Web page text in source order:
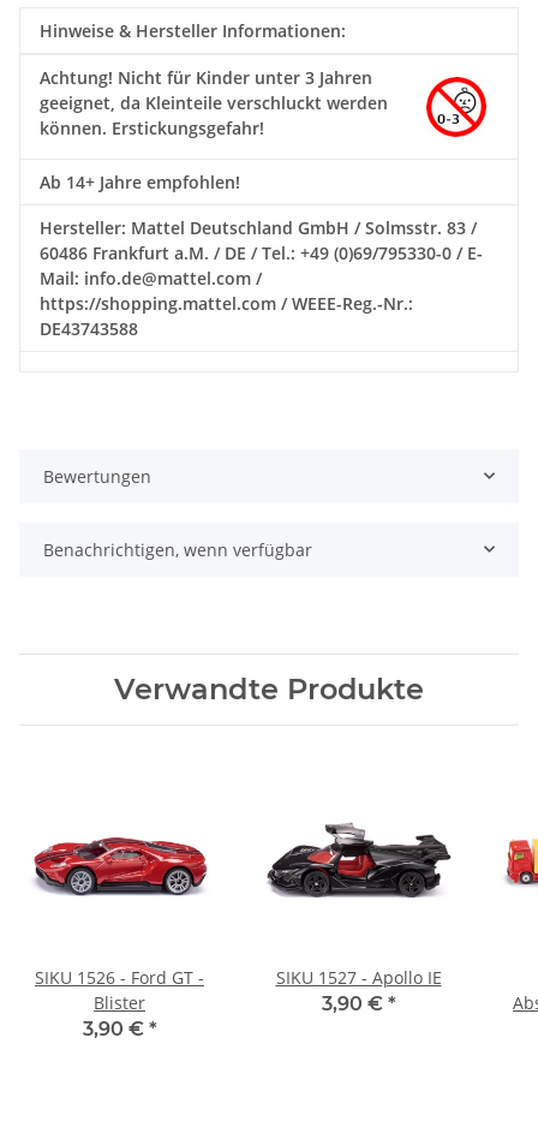
Hinweise & Hersteller Informationen:
Achtung! Nicht für Kinder unter 3 Jahren
geeignet, da Kleinteile verschluckt werden
können. Erstickungsgefahr!
Ab 14+ Jahre empfohlen!
Hersteller: Mattel Deutschland GmbH / Solmsstr. 83 /
60486 Frankfurt a.M. / DE / Tel.: +49 (0)69/795330-0 / E-
Mail: info.de@mattel.com /
https://shopping.mattel.com / WEEE-Reg.-Nr.:
DE43743588
Bewertungen
Benachrichtigen, wenn verfügbar
Verwandte Produkte
SIKU 1526 - Ford GT -
Blister
3,90 € *
SIKU 1527 - Apollo IE
3,90 € *